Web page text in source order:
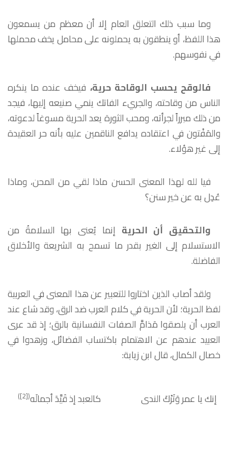
وما سبب ذلك التعلق العام إلا أن معظم من يسمعون
هذا اللفظ، أو ينطقون به يحملونه على محامل يخف محملها
في نفوسهم.
فالوقح يحسب الوقاحة حرية، فيخف عنده ما ينكره
الناس من وقاحته، والجريء الفاتك ينمي صنيعه إليها، فيجد
من ذلك مبرراً لجرأته، ومحب الثورة يعد الحرية مسوغاً لدعوته،
والمَفْتون في اعتقاده يدافع الناقمين عليه بأنه حر العقيدة
إلى غير هؤلاء.
فيا لله لهذا المعنى الحسن ماذا لقي من المحن، وماذا
عُدِل به عن خير سنن؟
والتحقيق أن الحرية إنما يُعنى بها السلامةُ من
الاستسلام إلى الغير بقدر ما تسمح به الشريعة والأخلاق
الفاضلة.
ولقد أصاب الذين اختاروا للتعبير عن هذا المعنى في العربية
لفظ الحرية؛ لأن الحرية في كلام العرب ضد الرق، وقد شاع عند
العرب أن يلصقوا مَذامَّ الصفات النفسانية بالرق؛ إذ قد عرى
العبيد عندهم عن الاهتمام باكتساب الفضائل، وزهدوا في
خصال الكمال، قال ابن زيابة:
إنك يا عمر وَتَرْكَ الندى كالعبد إذ قَيَّدَ أجمالَه(
[2]
)